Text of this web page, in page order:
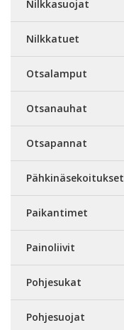
Nilkkasuojat
Nilkkatuet
Otsalamput
Otsanauhat
Otsapannat
Pähkinäsekoitukset
Paikantimet
Painoliivit
Pohjesukat
Pohjesuojat